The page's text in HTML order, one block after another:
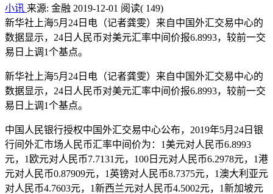
小讯 来源: 金融 2019-12-01 阅读( 149)
新华社上海5月24日电（记者龚雯）来自中国外汇交易中心的
数据显示，24日人民币对美元汇率中间价报6.8993，较前一交
易日上调1个基点。
新华社上海5月24日电（记者龚雯）来自中国外汇交易中心的
数据显示，24日人民币对美元汇率中间价报6.8993，较前一交
易日上调1个基点。
中国人民银行授权中国外汇交易中心公布，2019年5月24日银
行间外汇市场人民币汇率中间价为：1美元对人民币6.8993
元，1欧元对人民币7.7131元，100日元对人民币6.2978元，1港
元对人民币0.87909元，1英镑对人民币8.7375元，1澳大利亚元
对人民币4.7603元，1新西兰元对人民币4.5002元，1新加坡元